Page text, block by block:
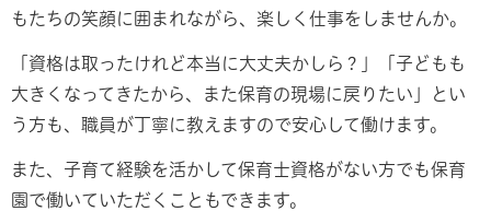
もたちの笑顔に囲まれながら、楽しく仕事をしませんか。
「資格は取ったけれど本当に大丈夫かしら？」「子どもも
大きくなってきたから、また保育の現場に戻りたい」とい
う方も、職員が丁寧に教えますので安心して働けます。
また、子育て経験を活かして保育士資格がない方でも保育
園で働いていただくこともできます。